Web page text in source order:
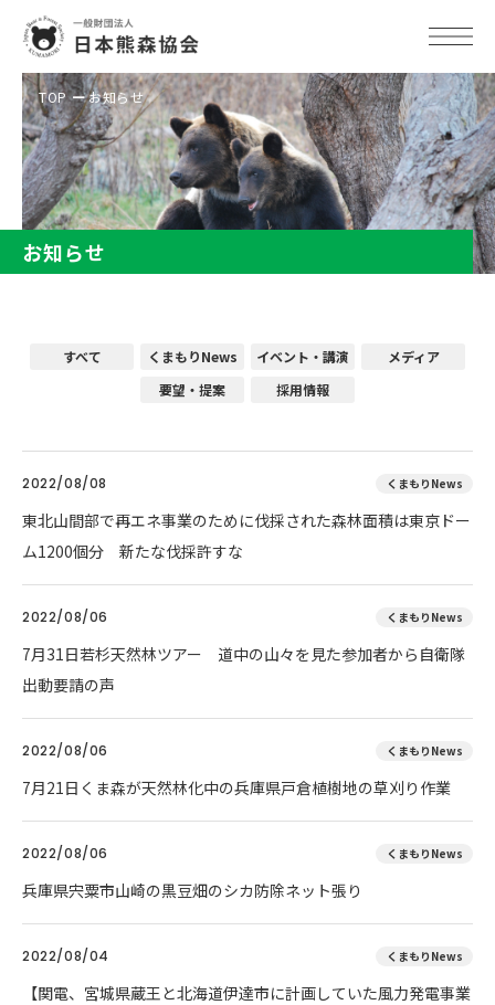
TOP お知らせ
お知らせ
すべて くまもりNews イベント・講演
メディア
要望・提案
採用情報
2022/08/08 くまもりNews
東北山間部で再エネ事業のために伐採された森林面積は東京ドー
ム1200個分 新たな伐採許すな
2022/08/06 くまもりNews
7月31日若杉天然林ツアー 道中の山々を見た参加者から自衛隊
出動要請の声
2022/08/06 くまもりNews
7月21日くま森が天然林化中の兵庫県戸倉植樹地の草刈り作業
2022/08/06 くまもりNews
兵庫県宍粟市山崎の黒豆畑のシカ防除ネット張り
2022/08/04 くまもりNews
【関電、宮城県蔵王と北海道伊達市に計画していた風力発電事業